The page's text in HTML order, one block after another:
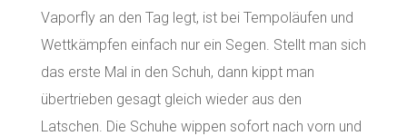
Vaporfly an den Tag legt, ist bei Tempoläufen und
Wettkämpfen einfach nur ein Segen. Stellt man sich
das erste Mal in den Schuh, dann kippt man
übertrieben gesagt gleich wieder aus den
Latschen. Die Schuhe wippen sofort nach vorn und